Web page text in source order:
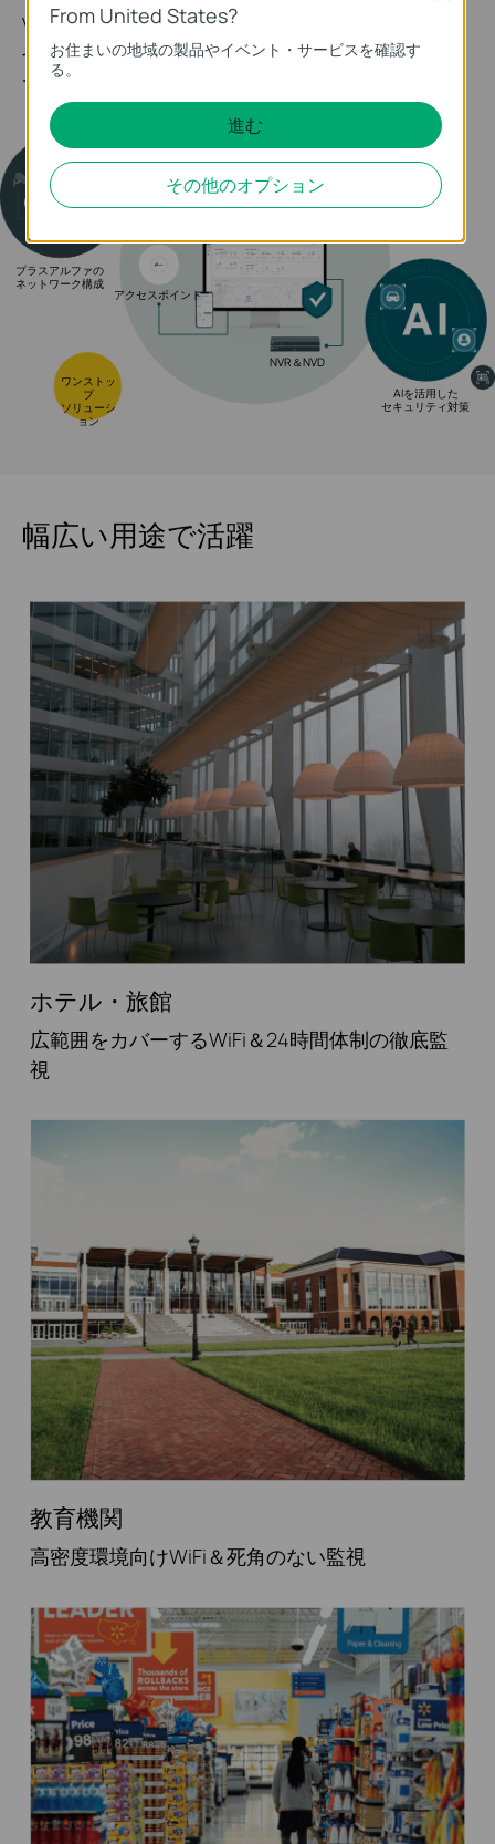
VIGIデバイスとOmadaデバイスを自由に組み合わ
せることで、利便性の高いソリューションを実現
できます。
プラスアルファの
ネットワーク構成
アクセスポイント
NVR＆NVD
AIを活用した
セキュリティ対策
ワンストッ
プ
ソリューシ
ョン
幅広い用途で活躍
ホテル・旅館
広範囲をカバーするWiFi＆24時間体制の徹底監
視
教育機関
高密度環境向けWiFi＆死角のない監視
From United States?
お住まいの地域の製品やイベント・サービスを確認す
る。
進む
その他のオプション